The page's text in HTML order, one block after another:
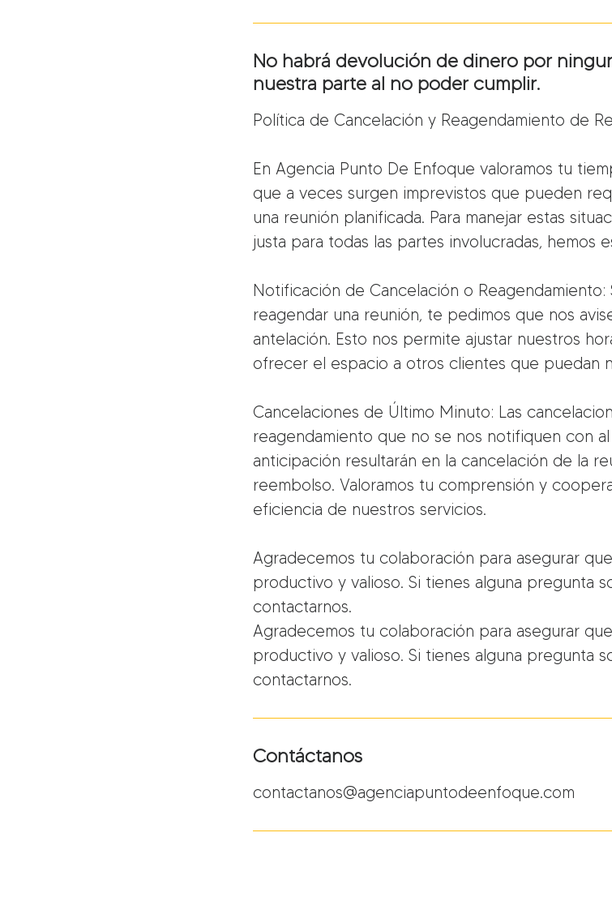
No habrá devolución de dinero por
nuestra parte al no poder cumplir.
Política de Cancelación y Reagendamiento de
En Agencia Punto De Enfoque valoramos tu
que a veces surgen imprevistos que pueden
una reunión planificada. Para manejar estas
justa para todas las partes involucradas, hemos
Notificación de Cancelación o Reagendamiento:
reagendar una reunión, te pedimos que nos
antelación. Esto nos permite ajustar nuestros
ofrecer el espacio a otros clientes que puedan
Cancelaciones de Último Minuto: Las
reagendamiento que no se nos notifiquen con
anticipación resultarán en la cancelación de la
reembolso. Valoramos tu comprensión y
eficiencia de nuestros servicios.
Agradecemos tu colaboración para asegurar
productivo y valioso. Si tienes alguna pregunta
contactarnos.
Agradecemos tu colaboración para asegurar
productivo y valioso. Si tienes alguna pregunta
contactarnos.
Contáctanos
contactanos@agenciapuntodeenfoque.com